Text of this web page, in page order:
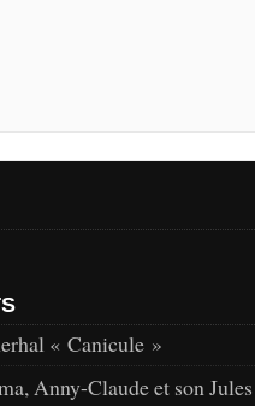
« Canicule »
Anny-Claude et son